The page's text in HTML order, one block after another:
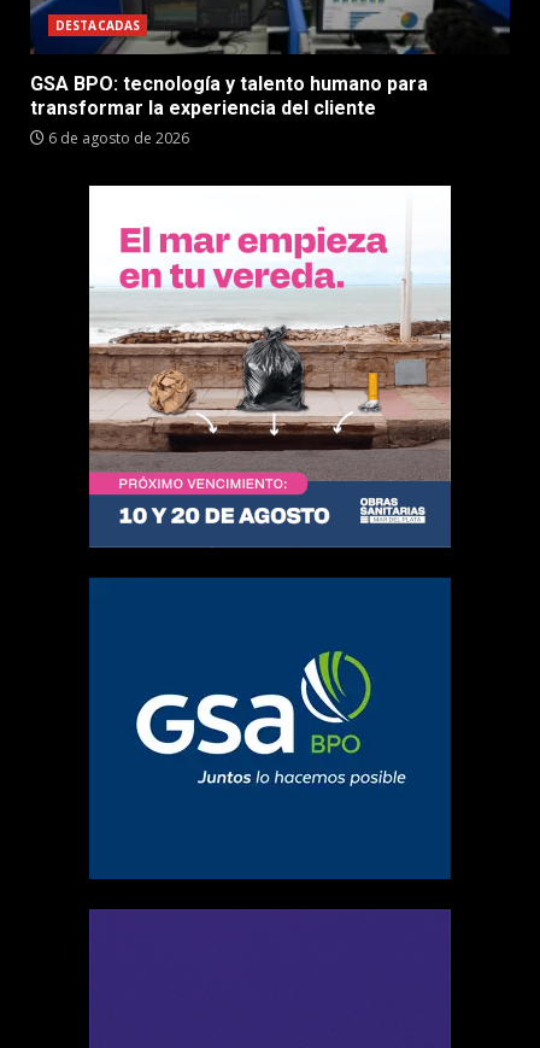
DESTACADAS
GSA BPO: tecnología y talento humano para
transformar la experiencia del cliente
6 de agosto de 2026